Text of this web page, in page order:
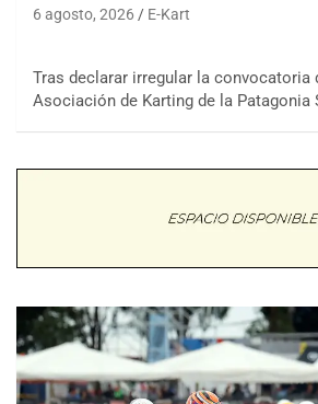
6 agosto, 2026 E-Kart
Tras declarar irregular la convocatoria
Asociación de Karting de la Patagonia